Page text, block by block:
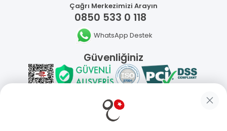
Çağrı Merkezimizi Arayın
0850 533 0 118
WhatsApp Destek
Güvenliğiniz
Sosyal Medya